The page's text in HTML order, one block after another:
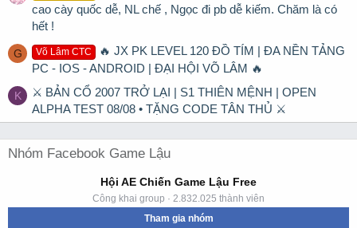
cao cày quốc dễ, NL chế , Ngọc đi pb dễ kiếm. Chăm là có
hết !
G Võ Lâm CTC
🔥 JX PK LEVEL 120 ĐỒ TÍM | ĐA NỀN TẢNG
PC - IOS - ANDROID | ĐẠI HỘI VÕ LÂM 🔥
K
⚔ BẢN CỔ 2007 TRỞ LẠI | S1 THIÊN MỆNH | OPEN
ALPHA TEST 08/08 • TẶNG CODE TÂN THỦ ⚔
Nhóm Facebook Game Lậu
Hội AE Chiến Game Lậu Free
Công khai group · 2.832.025 thành viên
Tham gia nhóm